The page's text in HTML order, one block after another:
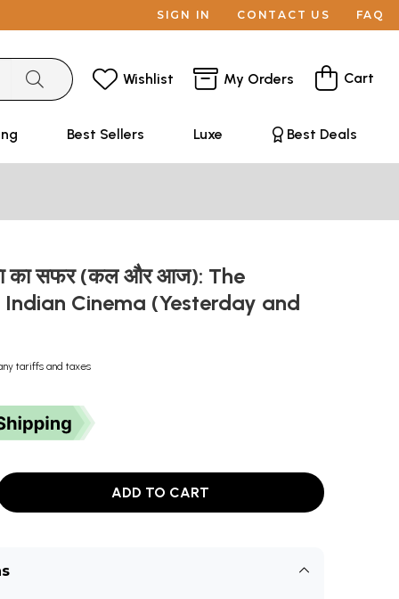
SIGN IN CONTACT US FAQ
Wishlist My Orders Cart
Best Sellers Luxe Best Deals
का सफर (कल और आज): The
Cinema (Yesterday and
tariffs and taxes
ADD TO CART